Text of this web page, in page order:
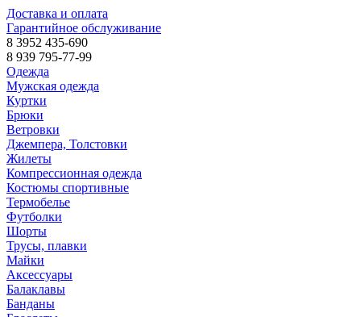
Доставка и оплата
Гарантийное обслуживание
8 3952 435-690
8 939 795-77-99
Одежда
Мужская одежда
Куртки
Брюки
Ветровки
Джемпера, Толстовки
Жилеты
Компрессионная одежда
Костюмы спортивные
Термобелье
Футболки
Шорты
Трусы, плавки
Майки
Аксессуары
Балаклавы
Банданы